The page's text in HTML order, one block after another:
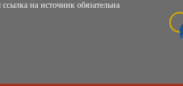
на источник обязательна